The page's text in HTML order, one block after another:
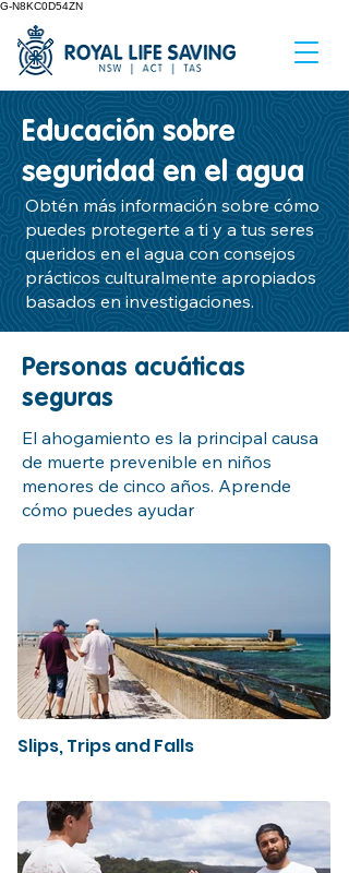
G-N8KC0D54ZN
Educación sobre
seguridad en el agua
Obtén más información sobre cómo
puedes protegerte a ti y a tus seres
queridos en el agua con consejos
prácticos culturalmente apropiados
basados en investigaciones.
Personas acuáticas
seguras
El ahogamiento es la principal causa
de muerte prevenible en niños
menores de cinco años. Aprende
cómo puedes ayudar
Slips, Trips and Falls